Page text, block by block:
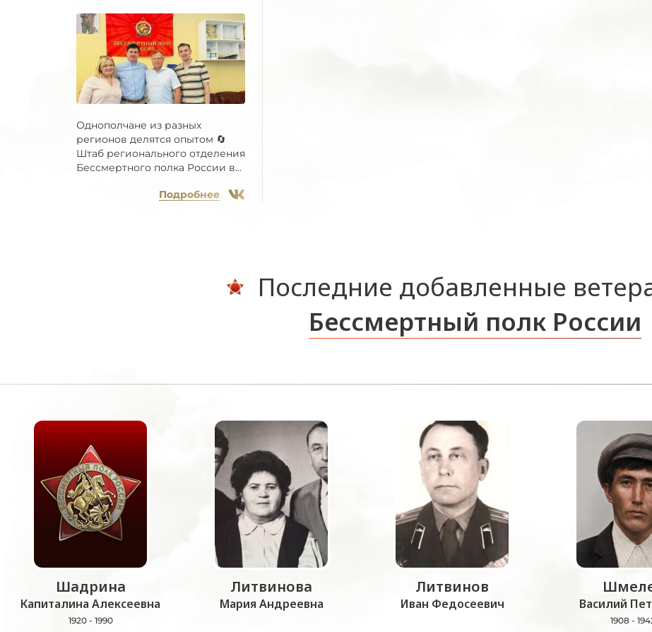
Однополчане из разных
регионов делятся опытом 🔄
Штаб регионального отделения
Бессмертного полка России в...
Подробнее
Последние добавленные
Бессмертный полк России
Шадрина
Капиталина Алексеевна
1920 - 1990
Литвинова
Мария Андреевна
Литвинов
Иван Федосеевич Василий
1908 -